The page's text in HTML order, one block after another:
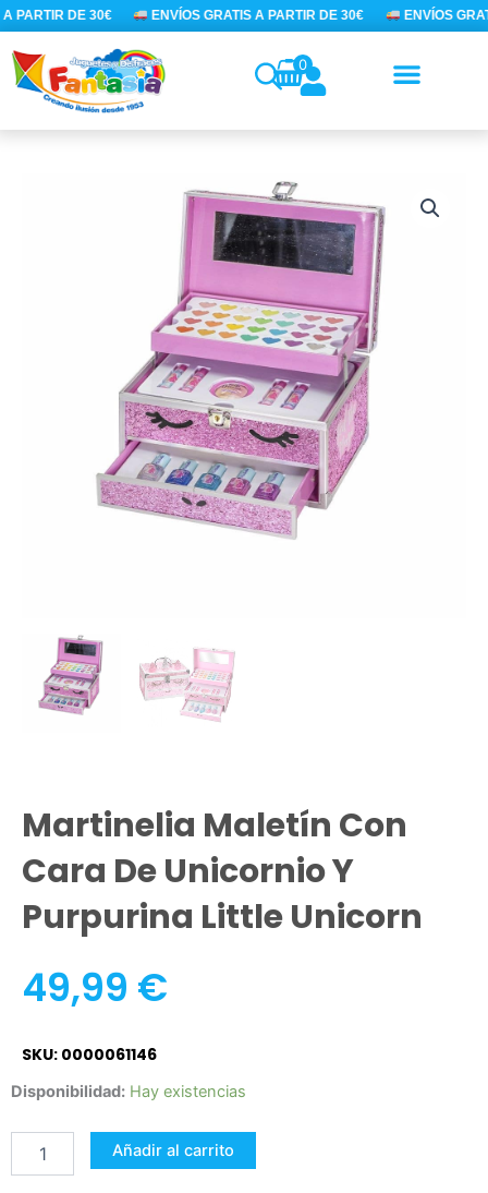
Ir
al
contenido
PARTIR DE 30€ ENVÍOS GRATIS A PARTIR DE 30€ ENVÍOS
0
Martinelia Maletín Con
Cara De Unicornio Y
Purpurina Little Unicorn
49,99 €
SKU: 0000061146
Disponibilidad: Hay existencias
Martinelia
con
Cara
de
Añadir al carrito